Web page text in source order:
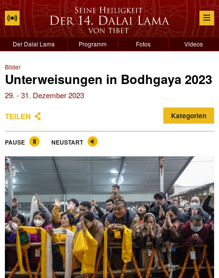
Der Dalai Lama Programm Fotos Videos
Bilder
Unterweisungen in Bodhgaya 2023
29. - 31. Dezember 2023
TEILEN Kategorien
PAUSE NEUSTART